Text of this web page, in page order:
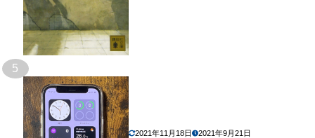
5
2021年11月18日 2021年9月21日